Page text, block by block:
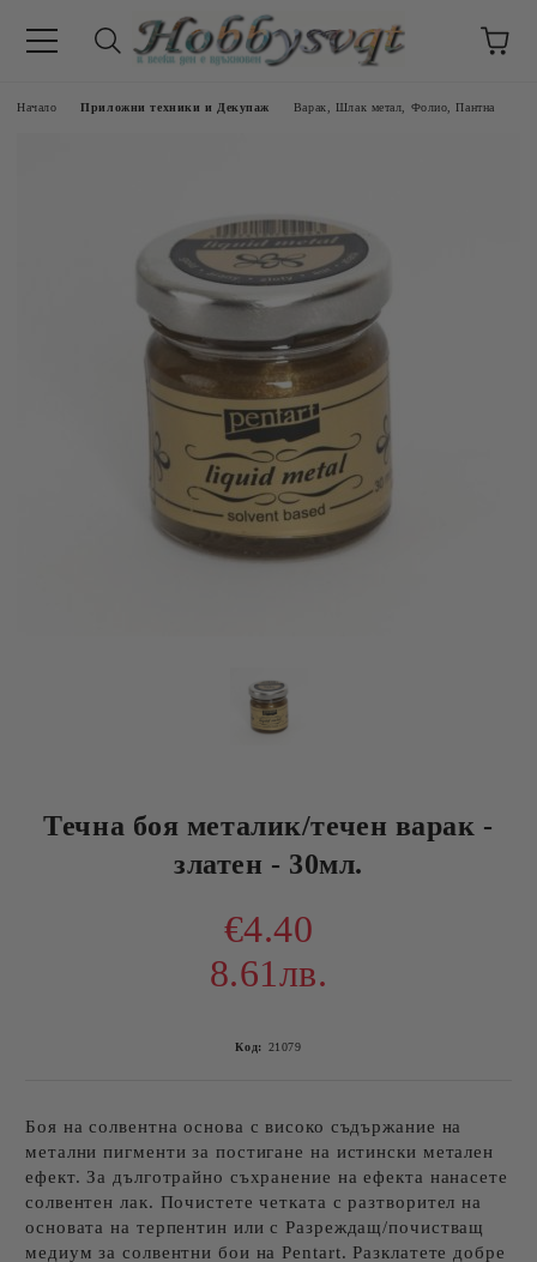
Начало Приложни техники и Декупаж Варак, Шлак метал, Фолио, Пантна
Течна боя металик/течен варак -
златен - 30мл.
€4.40
8.61лв.
Код: 21079
Боя на солвентна основа с високо съдържание на
метални пигменти за постигане на истински метален
ефект. За дълготрайно съхранение на ефекта нанасете
солвентен лак. Почистете четката с разтворител на
основата на терпентин или с Разреждащ/почистващ
медиум за солвентни бои на Pentart. Разклатете добре